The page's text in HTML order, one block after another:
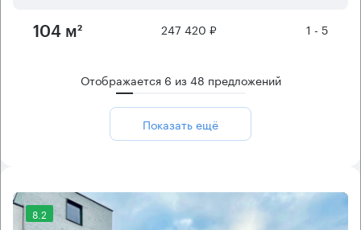
104 м² 247 420 ₽ 1 - 5
Отображается 6 из48 предложений
Показать ещё
8.2